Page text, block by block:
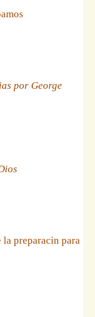
por George
preparacin para